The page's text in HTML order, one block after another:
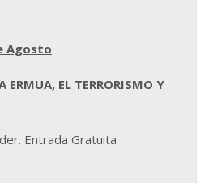
Agosto
ERMUA, EL TERRORISMO Y
Entrada Gratuita